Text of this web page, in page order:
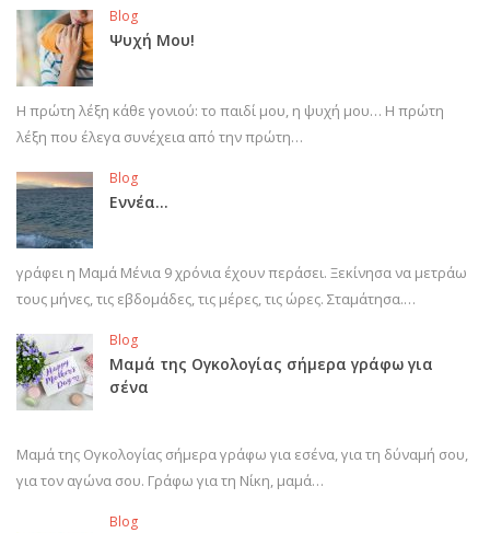
Blog
Ψυχή Μου!
Η πρώτη λέξη κάθε γονιού: το παιδί μου, η ψυχή μου… Η πρώτη
λέξη που έλεγα συνέχεια από την πρώτη…
Blog
Εννέα…
γράφει η Μαμά Μένια 9 χρόνια έχουν περάσει. Ξεκίνησα να μετράω
τους μήνες, τις εβδομάδες, τις μέρες, τις ώρες. Σταμάτησα.…
Blog
Μαμά της Ογκολογίας σήμερα γράφω για
σένα
Μαμά της Ογκολογίας σήμερα γράφω για εσένα, για τη δύναμή σου,
για τον αγώνα σου. Γράφω για τη Νίκη, μαμά…
Blog